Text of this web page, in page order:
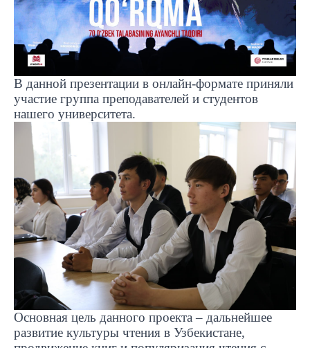
В данной презентации в онлайн-формате приняли
участие группа преподавателей и студентов
нашего университета.
Основная цель данного проекта – дальнейшее
развитие культуры чтения в Узбекистане,